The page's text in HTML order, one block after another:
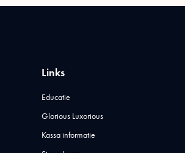
Links
Educatie
Glorious Luxorious
Kassa informatie